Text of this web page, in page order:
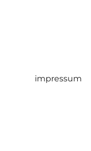
impressum